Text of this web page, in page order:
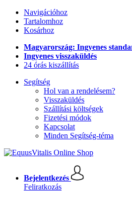
Navigációhoz
Tartalomhoz
Kosárhoz
Magyarország: Ingyenes
Ingyenes visszaküldés
24 órás kiszállítás
Segítség
Hol van a rendelésem?
Visszaküldés
Szállítási költségek
Fizetési módok
Kapcsolat
Minden Segítség-téma
Bejelentkezés
Feliratkozás